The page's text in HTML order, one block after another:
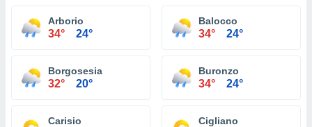
Arborio
34° 24°
Balocco
34° 24°
Borgosesia
32° 20°
Buronzo
34° 24°
Carisio Cigliano